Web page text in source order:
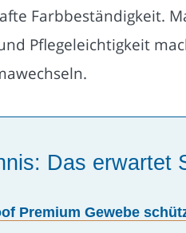
Farbbeständigkeit.
Pflegeleichtigkeit
Das erwartet
Premium Gewebe